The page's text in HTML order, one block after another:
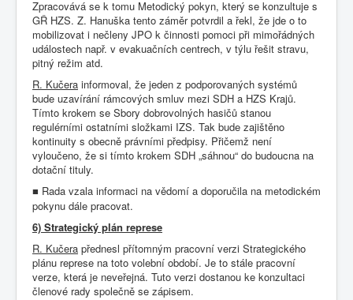
Zpracovává se k tomu Metodický pokyn, který se konzultuje s
GŘ HZS. Z. Hanuška tento záměr potvrdil a řekl, že jde o to
mobilizovat i nečleny JPO k činnosti pomoci při mimořádných
událostech např. v evakuačních centrech, v týlu řešit stravu,
pitný režim atd.
R. Kučera informoval, že jeden z podporovaných systémů
bude uzavírání rámcových smluv mezi SDH a HZS Krajů.
Tímto krokem se Sbory dobrovolných hasičů stanou
regulérními ostatními složkami IZS. Tak bude zajištěno
kontinuity s obecně právními předpisy. Přičemž není
vyloučeno, že si tímto krokem SDH „sáhnou“ do budoucna na
dotační tituly.
■ Rada vzala informaci na vědomí a doporučila na metodickém
pokynu dále pracovat.
6) Strategický plán represe
R. Kučera přednesl přítomným pracovní verzi Strategického
plánu represe na toto volební období. Je to stále pracovní
verze, která je neveřejná. Tuto verzi dostanou ke konzultaci
členové rady společně se zápisem.